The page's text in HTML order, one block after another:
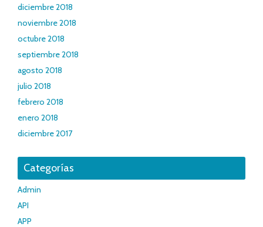
diciembre 2018
noviembre 2018
octubre 2018
septiembre 2018
agosto 2018
julio 2018
febrero 2018
enero 2018
diciembre 2017
Categorías
Admin
API
APP